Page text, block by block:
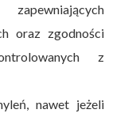
oraz zgodności
z
nawet jeżeli